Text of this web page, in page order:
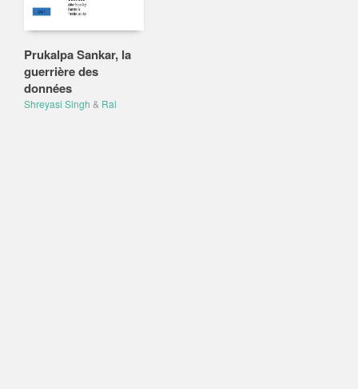
Prukalpa Sankar, la
guerrière des
données
Shreyasi Singh & Rai